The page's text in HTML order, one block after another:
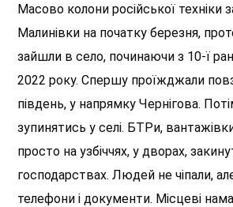
Масово колони російської техніки
Малинівки на початку березня,
зайшли в село, починаючи з 10-ї
2022 року. Спершу проїжджали
південь, у напрямку Чернігова.
зупинятись у селі. БТРи,
просто на узбіччях, у дворах,
господарствах. Людей не чіпали,
телефони і документи. Місцеві